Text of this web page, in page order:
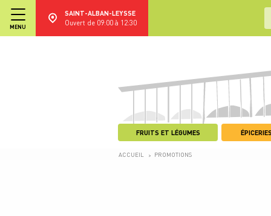
MENU
SAINT-ALBAN-LEYSSE
Ouvert de 09:00 à 12:30
FRUITS ET LÉGUMES
ACCUEIL > PROMOTIONS